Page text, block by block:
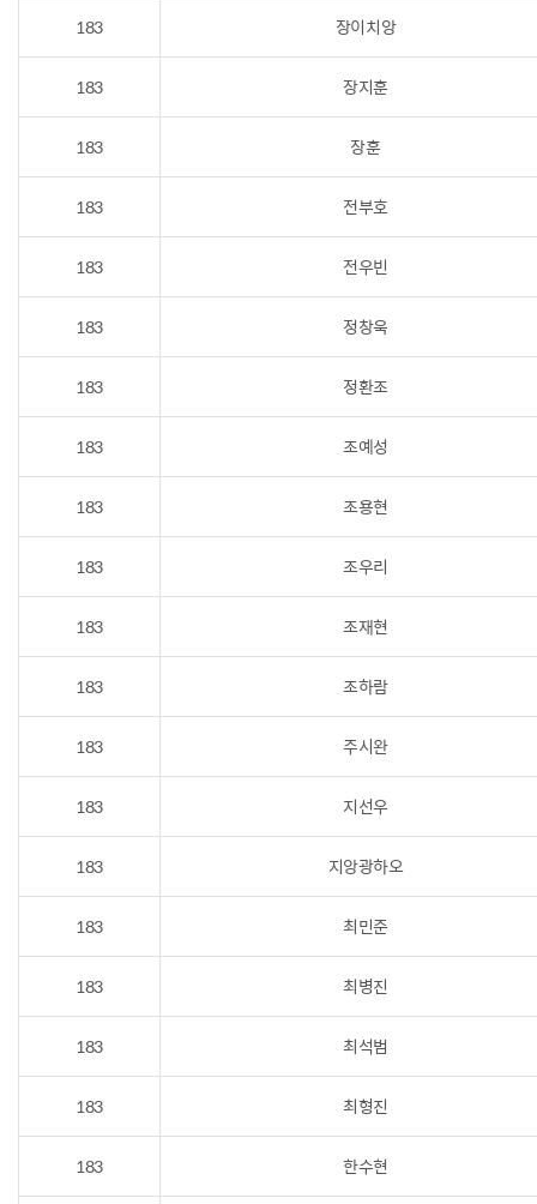
183 장이치앙
183 장지훈
183 장훈
183 전부호
183 전우빈
183 정창욱
183 정환조
183 조예성
183 조용현
183 조우리
183 조재현
183 조하람
183 주시완
183 지선우
183 지앙광하오
183 최민준
183 최병진
183 최석범
183 최형진
183 한수현